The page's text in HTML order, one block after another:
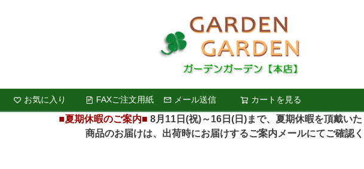
お気に入り FAXご注文用紙 メール送信 カートを見る
検索
■夏期休暇のご案内■ 8月11日(祝)～16日(日)まで、夏期休暇を頂戴い
商品のお届けは、出荷時にお届けするご案内メールにてご確認く